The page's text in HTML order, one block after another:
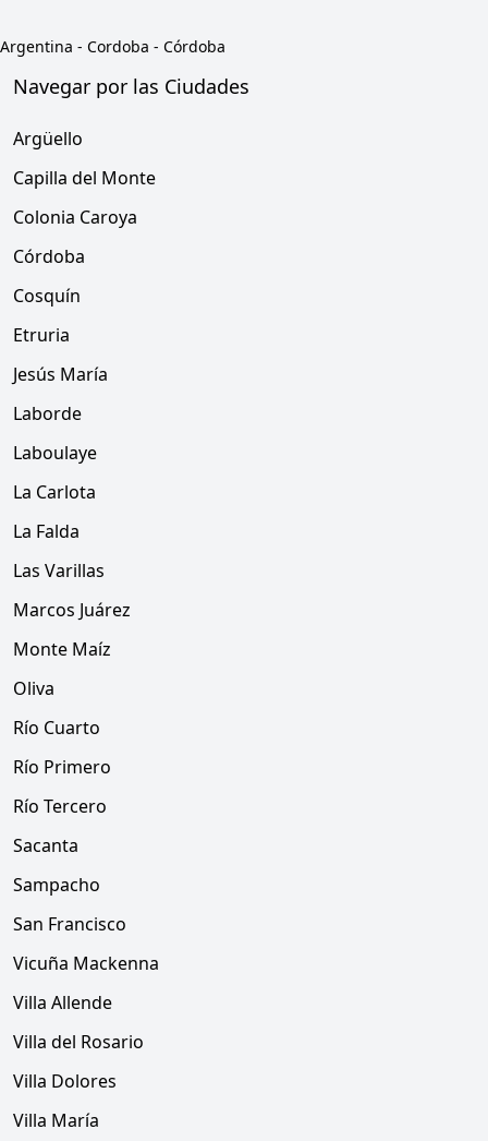
Argentina - Cordoba - Córdoba
Navegar por las Ciudades
Argüello
Capilla del Monte
Colonia Caroya
Córdoba
Cosquín
Etruria
Jesús María
Laborde
Laboulaye
La Carlota
La Falda
Las Varillas
Marcos Juárez
Monte Maíz
Oliva
Río Cuarto
Río Primero
Río Tercero
Sacanta
Sampacho
San Francisco
Vicuña Mackenna
Villa Allende
Villa del Rosario
Villa Dolores
Villa María